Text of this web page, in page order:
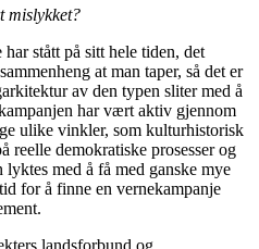
mislykket?
stått på sitt hele tiden, det
at man taper, så det er
av den typen sliter med å
har vært aktiv gjennom
ulike vinkler, som kulturhistorisk
reelle demokratiske prosesser og
med å få med ganske mye
for å finne en vernekampanje